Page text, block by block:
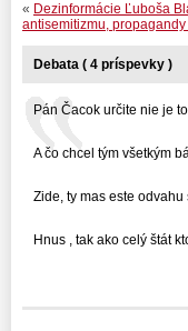
« Dezinformácie Ľuboša
antisemitizmu,
Debata ( 4 príspevky )
Pán Čacok určite nie je
A čo chcel tým všetkým
Zide, ty mas este odvahu
Hnus , tak ako celý štát